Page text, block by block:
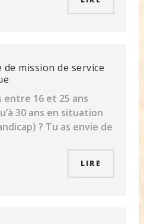
de mission de service
entre 16 et 25 ans
30 ans en situation
? Tu as envie de
LIRE